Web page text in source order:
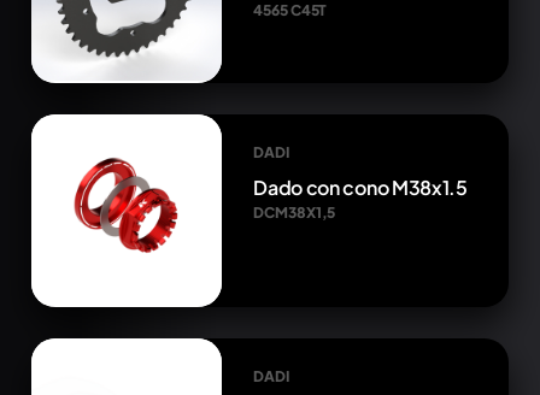
4565 C45T
DADI
Dado con cono M38x1.5
DCM38X1,5
DADI